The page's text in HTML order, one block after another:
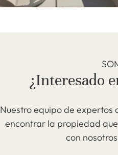
¿Interesado
Nuestro equipo de expertos
encontrar la propiedad
con